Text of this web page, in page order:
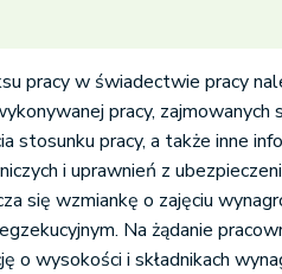
pracy w świadectwie pracy
pracy,
stosunku pracy, a także inne
i uprawnień z
się wzmiankę o zajęciu
Na żądanie
o wysokości i składnikach